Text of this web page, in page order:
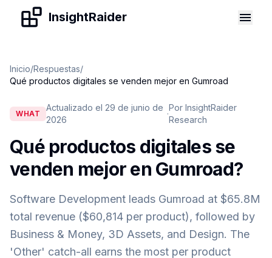
Skip to contentInsightRaider
Inicio/Respuestas/
Qué productos digitales se venden mejor en Gumroad
WHAT
Actualizado el 29 de junio de
2026
·
Por InsightRaider
Research
Qué productos digitales se
venden mejor en Gumroad?
Software Development leads Gumroad at $65.8M
total revenue ($60,814 per product), followed by
Business & Money, 3D Assets, and Design. The
'Other' catch-all earns the most per product